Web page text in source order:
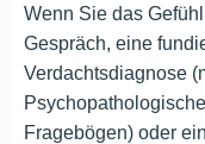
Wenn Sie das
Gespräch, eine
Verdachtsdiagnose
Fragebögen) oder